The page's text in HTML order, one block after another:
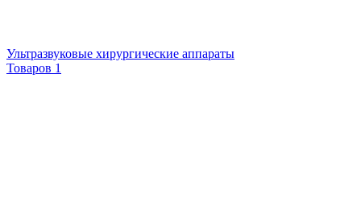
Ультразвуковые хирургические аппараты
Товаров 1